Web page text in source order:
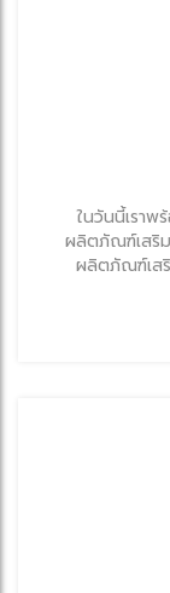
ในวันนี้เราพ
ผลิตภัณฑ์เสริ
ผลิตภัณฑ์เส